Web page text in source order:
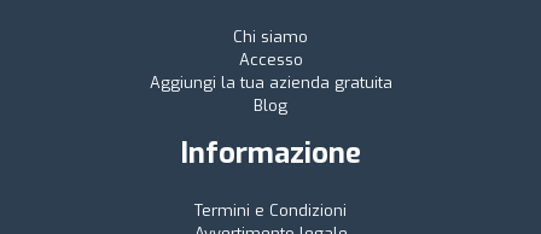
Chi siamo
Accesso
Aggiungi la tua azienda gratuita
Blog
Informazione
Termini e Condizioni